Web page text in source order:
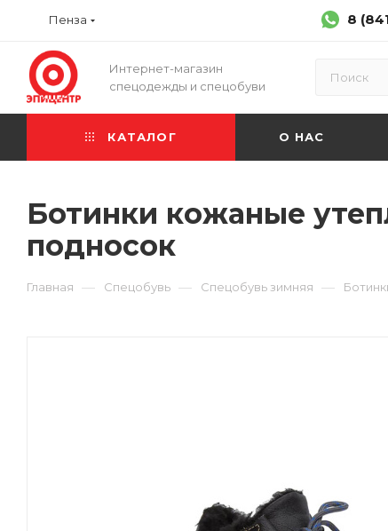
Пенза 8
Интернет-магазин
спецодежды и спецобуви
КАТАЛОГ О НАС
Ботинки кожаные
подносок
Главная — Спецобувь — Спецобувь зимняя —